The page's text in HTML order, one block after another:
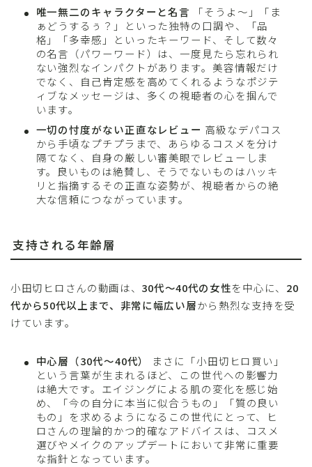
唯一無二のキャラクターと名言
「そうよ〜」「ま
ぁどうするぅ？」といった独特の口調や、「品
格」「多幸感」といったキーワード、そして数々
の名言（パワーワード）は、一度見たら忘れられ
ない強烈なインパクトがあります。美容情報だけ
でなく、自己肯定感を高めてくれるようなポジテ
ィブなメッセージは、多くの視聴者の心を掴んで
います。
一切の忖度がない正直なレビュー 高級なデパコス
から手頃なプチプラまで、あらゆるコスメを分け
隔てなく、自身の厳しい審美眼でレビューしま
す。良いものは絶賛し、そうでないものはハッキ
リと指摘するその正直な姿勢が、視聴者からの絶
大な信頼につながっています。
支持される年齢層
小田切ヒロさんの動画は、 30代〜40代の女性を中心に、 20
代から50代以上まで、非常に幅広い層から熱烈な支持を受
けています。
中心層（30代〜40代）
まさに「小田切ヒロ買い」
という言葉が生まれるほど、この世代への影響力
は絶大です。エイジングによる肌の変化を感じ始
め、「今の自分に本当に似合うもの」「質の良い
もの」を求めるようになるこの世代にとって、ヒ
ロさんの理論的かつ的確なアドバイスは、コスメ
選びやメイクのアップデートにおいて非常に重要
な指針となっています。